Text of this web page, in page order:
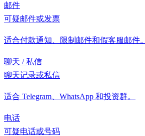
邮件
可疑邮件或发票
适合付款通知、限制邮件和假客服邮件。
聊天 / 私信
聊天记录或私信
适合 Telegram、WhatsApp 和投资群。
电话
可疑电话或号码